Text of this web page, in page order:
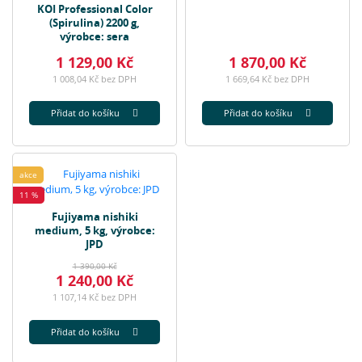
KOI Professional Color
(Spirulina) 2200 g,
výrobce: sera
1 129,00 Kč
1 008,04 Kč bez DPH
Přidat do košíku
1 870,00 Kč
1 669,64 Kč bez DPH
Přidat do košíku
akce
11 %
Fujiyama nishiki
medium, 5 kg, výrobce:
JPD
1 390,00 Kč
1 240,00 Kč
1 107,14 Kč bez DPH
Přidat do košíku